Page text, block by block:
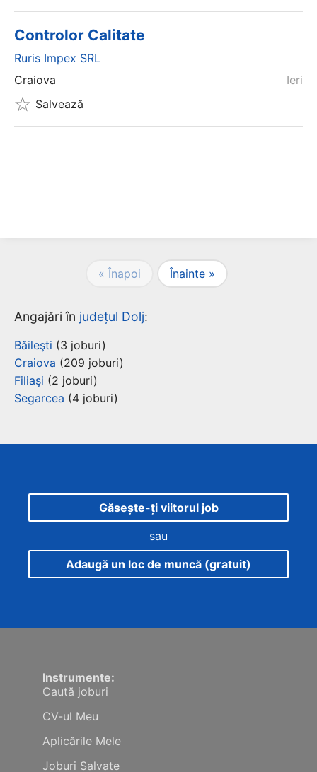
Controlor Calitate
Ruris Impex SRL
Ieri
Craiova
Salvează
« Înapoi Înainte »
Angajări în județul Dolj:
Băileşti (3 joburi)
Craiova (209 joburi)
Filiaşi (2 joburi)
Segarcea (4 joburi)
Găsește-ți viitorul job
sau
Adaugă un loc de muncă (gratuit)
Instrumente:
Caută joburi
CV-ul Meu
Aplicările Mele
Joburi Salvate